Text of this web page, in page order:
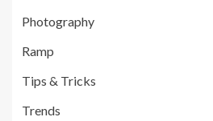
Photography
Ramp
Tips & Tricks
Trends